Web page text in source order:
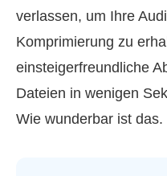
verlassen, um Ihre
Komprimierung zu
einsteigerfreundliche
Dateien in wenigen
Wie wunderbar ist das.